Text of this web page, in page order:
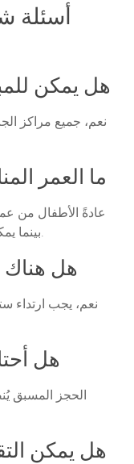
أسئلة
هل يمكن
نعم، جميع مراكز
ما العمر
بينما يمكن لمن يبلغ 16 عامًا وأكثر القيادة بأنفسهم.
هل هناك
نعم، يجب ارتداء
هل
الحجز المسبق
هل يمكن